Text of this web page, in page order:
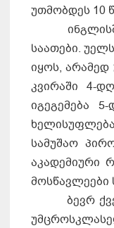
უთმობდეს 10
ინგლისში
საათები.
იყოს,
კვირაში 4-
იგეგემება
სამუშაო
აკადემიური
მოსწავლეები
ბევრ